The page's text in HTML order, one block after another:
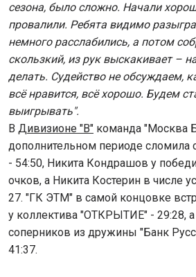
сезона, было сложно. Начали
провалили. Ребята видимо
немного расслабились, а потом
скользкий, из рук выскакивает –
делать. Судейство не обсуждаем,
всё нравится, всё хорошо. Будем
выигрывать".
В Дивизионе "B" команда "Москва
дополнительном периоде сломила
- 54:50, Никита Кондрашов у
очков, а Никита Костерин в числе
27. "ГК ЭТМ" в самой концовке
у коллектива "ОТКРЫТИЕ" - 29:28,
соперников из дружины "Банк
41:37.